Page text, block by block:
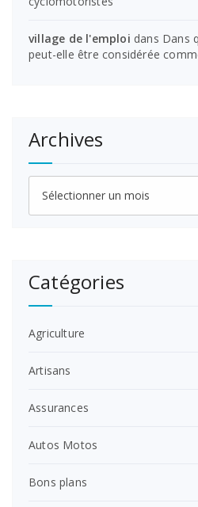
village de l'emploi dans Dans
peut-elle être considérée
Archives
Archives
Catégories
Agriculture
Artisans
Assurances
Autos Motos
Bons plans